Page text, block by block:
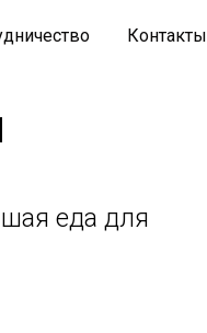
Контакты
еда для